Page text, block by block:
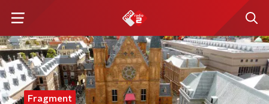
Fragment